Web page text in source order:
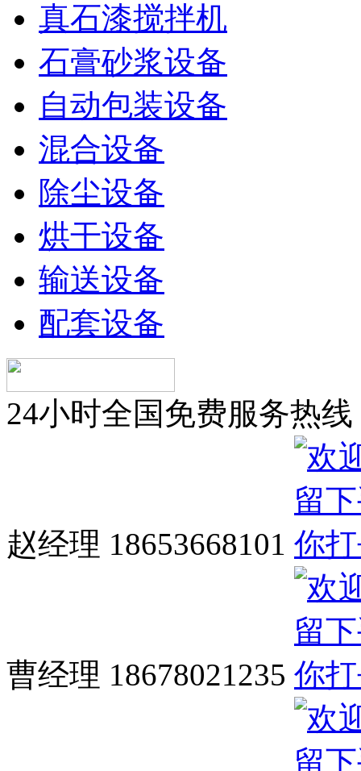
真石漆搅拌机
石膏砂浆设备
自动包装设备
混合设备
除尘设备
烘干设备
输送设备
配套设备
24小时全国免费服务热线
赵经理 18653668101
曹经理 18678021235